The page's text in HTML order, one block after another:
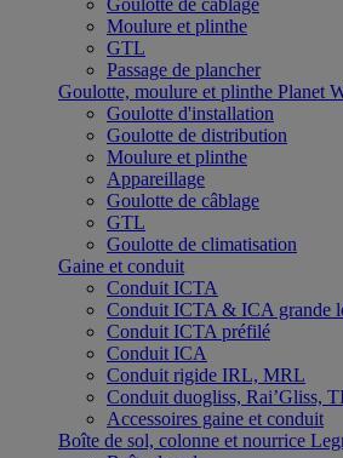
Goulotte de câblage
Moulure et plinthe
GTL
Passage de plancher
Goulotte, moulure et plinthe Planet
Goulotte d'installation
Goulotte de distribution
Moulure et plinthe
Appareillage
Goulotte de câblage
GTL
Goulotte de climatisation
Gaine et conduit
Conduit ICTA
Conduit ICTA & ICA grande
Conduit ICTA préfilé
Conduit ICA
Conduit rigide IRL, MRL
Conduit duogliss, Rai’Gliss,
Accessoires gaine et conduit
Boîte de sol, colonne et nourrice